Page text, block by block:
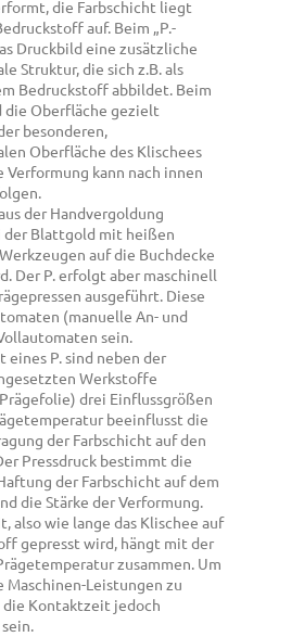
die Farbschicht liegt
auf. Beim „P.-
Druckbild eine zusätzliche
Struktur, die sich z.B. als
Bedruckstoff abbildet. Beim
die Oberfläche gezielt
besonderen,
Oberfläche des Klischees
Verformung kann nach innen
der Handvergoldung
Blattgold mit heißen
auf die Buchdecke
Der P. erfolgt aber maschinell
ausgeführt. Diese
(manuelle An- und
sein.
eines P. sind neben der
Werkstoffe
drei Einflussgrößen
beeinflusst die
der Farbschicht auf den
Pressdruck bestimmt die
der Farbschicht auf dem
die Stärke der Verformung.
also wie lange das Klischee auf
gepresst wird, hängt mit der
zusammen. Um
Maschinen-Leistungen zu
Kontaktzeit jedoch